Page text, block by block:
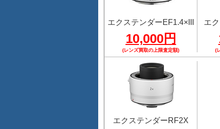
エクステンダーEF1.4×III
10,000円
(レンズ買取の上限査定額)
エ
(
エクステンダーRF2X